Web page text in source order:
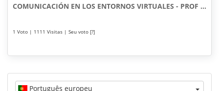
COMUNICACIÓN EN LOS ENTORNOS VIRTUALES - PROF ...
1 Voto | 1111 Visitas | Seu voto [?]
Português europeu